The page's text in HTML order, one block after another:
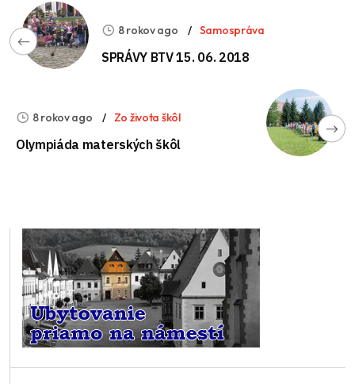
8 rokov ago Samospráva
SPRÁVY BTV 15. 06. 2018
8 rokov ago Zo života škôl
Olympiáda materských škôl